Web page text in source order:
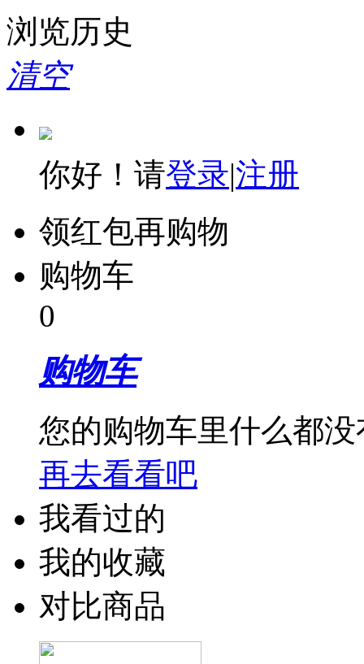
浏览历史
清空
你好！请登录|注册
领红包再购物
购物车
0
购物车
您的购物车里什么都没
再去看看吧
我看过的
我的收藏
对比商品